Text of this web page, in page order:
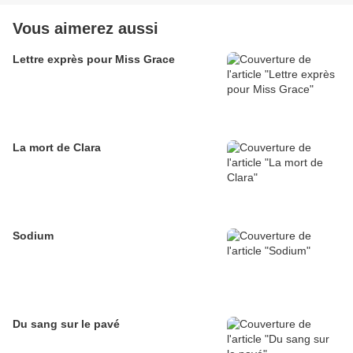
Vous aimerez aussi
Lettre exprès pour Miss Grace
La mort de Clara
Sodium
Du sang sur le pavé